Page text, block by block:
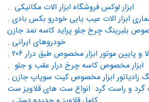
ابزار لوکس فروشگاه ابزار الات مکانیکی .
ابزار الات عیب یابی خودرو بکس بادی .
بلبرینگ چرخ جلو پراید کاسه نمد جازن
خودروهای ایرانی .
و پایین موتور ابزار مخصوص طبق درار 206 .
ابزار مخصوص کاسه چرخ درار عقب و جلو .
رادیاتور ابزار مخصوص کیت سوپاپ جازن .
و راست گرد انواع ست های قلاویز ست